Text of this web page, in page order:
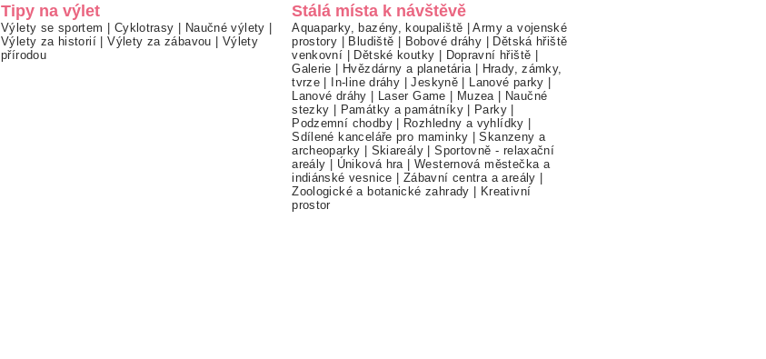
Tipy na výlet
Výlety se sportem | Cyklotrasy | Naučné výlety |
Výlety za historií |Výlety za zábavou | Výlety
přírodou
Stálá místa k návštěvě
Aquaparky, bazény, koupaliště |Army a vojenské
prostory | Bludiště | Bobové dráhy | Dětská hřiště
venkovní | Dětské koutky | Dopravní hřiště |
Galerie | Hvězdárny a planetária | Hrady, zámky,
tvrze | In-line dráhy |Jeskyně | Lanové parky |
Lanové dráhy | Laser Game | Muzea | Naučné
stezky | Památky a památníky| Parky |
Podzemní chodby| Rozhledny a vyhlídky |
Sdílené kanceláře pro maminky |Skanzeny a
archeoparky | Skiareály |Sportovně - relaxační
areály | Úniková hra |Westernová městečka a
indiánské vesnice | Zábavní centra a areály |
Zoologické a botanické zahrady | Kreativní
prostor